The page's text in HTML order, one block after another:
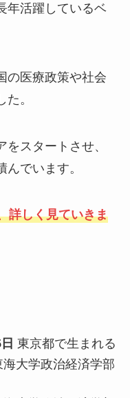
年活躍しているベ
の医療政策や社会
。
スタートさせ、
でいます。
詳しく見ていきま
東京都で生まれる
海大学政治経済学部